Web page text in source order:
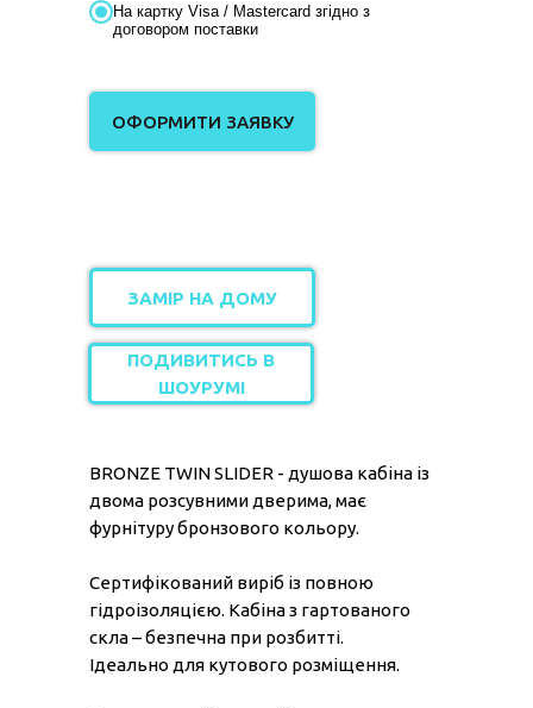
На картку Visa / Mastercard згідно з
договором поставки
ОФОРМИТИ ЗАЯВКУ
ЗАМІР НА ДОМУ
BRONZE TWIN SLIDER - душова кабіна із
двома розсувними дверима, має
фурнітуру бронзового кольору.
Сертифікований виріб із повною
гідроізоляцією. Кабіна з гартованого
скла – безпечна при розбитті.
Ідеально для кутового розміщення.
ПОДИВИТИСЬ В
ШОУРУМІ